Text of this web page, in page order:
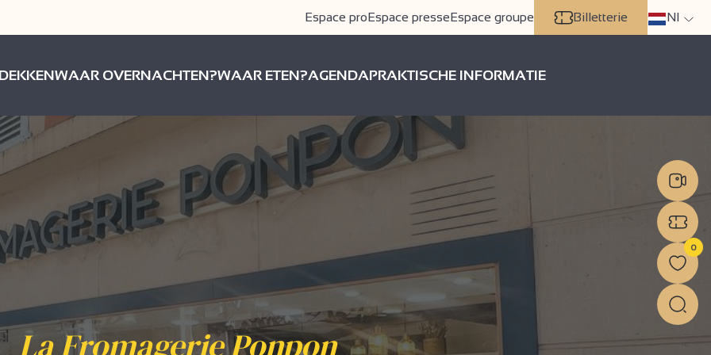
Espace proEspace presseEspace groupe Billetterie Nl
WAAR OVERNACHTEN?WAAR ETEN?AGENDAPRAKTISCHE INFORMATIE
La Fromagerie Ponpon
0